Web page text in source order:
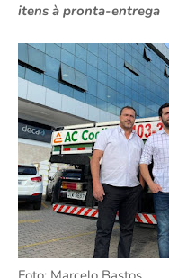
itens à pronta-entrega